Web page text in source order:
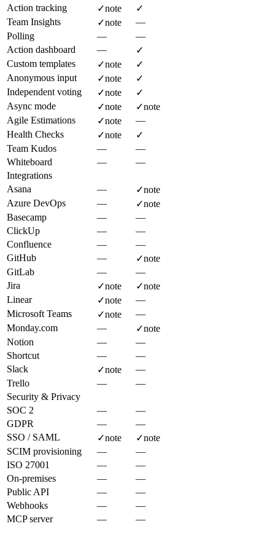
Action tracking ✓note
✓
Team Insights
✓note
—
Polling
—
—
Action dashboard
—
✓
Custom templates
✓note
✓
Anonymous input
✓note
✓
Independent voting
✓note
✓
Async mode
✓note ✓note
Agile Estimations
✓note
—
Health Checks
✓note
✓
Team Kudos
—
—
Whiteboard
—
—
Integrations
Asana
— ✓note
Azure DevOps
— ✓note
Basecamp
—
—
ClickUp
—
—
Confluence
—
—
GitHub
— ✓note
GitLab
—
—
Jira
✓note ✓note
Linear
✓note
—
Microsoft Teams
✓note
—
Monday.com
— ✓note
Notion
—
—
Shortcut
—
—
Slack
✓note
—
Trello
—
—
Security & Privacy
SOC 2
—
—
GDPR
—
—
SSO / SAML
✓note ✓note
SCIM provisioning
—
—
ISO 27001
—
—
On-premises
—
—
Public API
—
—
Webhooks
—
—
MCP server
— —